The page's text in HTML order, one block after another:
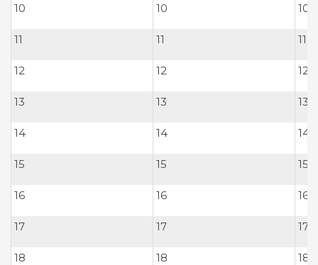
10
11
12
13
14
15
16
17
18
10
11
12
13
14
15
16
17
18
10
11
12
13
14
15
16
17
18